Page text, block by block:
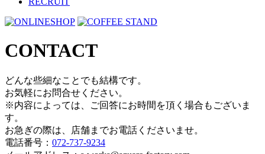
CONTACT
どんな些細なことでも結構です。
お気軽にお問合せください。
※内容によっては、ご回答にお時間を頂く場合もございま
す。
お急ぎの際は、店舗までお電話くださいませ。
電話番号： 072-737-9234